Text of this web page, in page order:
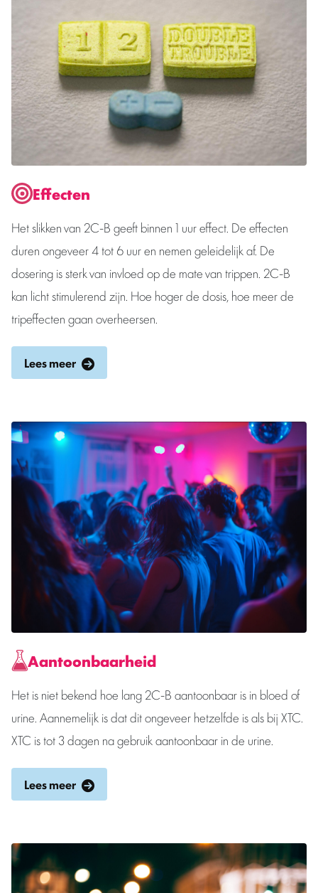
Effecten
Het slikken van 2C-B geeft binnen 1 uur effect. De effecten
duren ongeveer 4 tot 6 uur en nemen geleidelijk af. De
dosering is sterk van invloed op de mate van trippen. 2C-B
kan licht stimulerend zijn. Hoe hoger de dosis, hoe meer de
tripeffecten gaan overheersen.
Lees meer
Aantoonbaarheid
Het is niet bekend hoe lang 2C-B aantoonbaar is in bloed of
urine. Aannemelijk is dat dit ongeveer hetzelfde is als bij XTC.
XTC is tot 3 dagen na gebruik aantoonbaar in de urine.
Lees meer